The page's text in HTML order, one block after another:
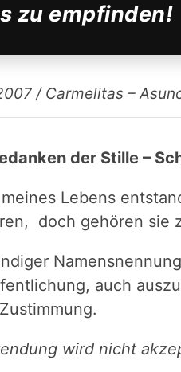
zu empfinden!
/ Carmelitas –
der Stille –
Lebens
doch gehören sie
auch
Zustimmung.
wird nicht